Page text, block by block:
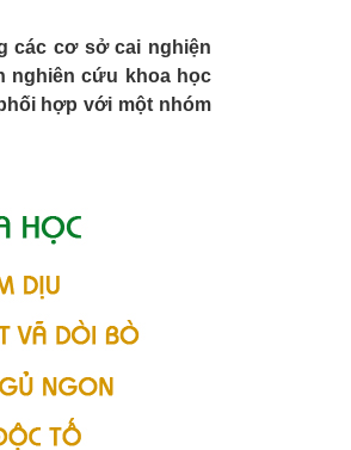
các cơ sở cai nghiện
nghiên cứu khoa học
hợp với một nhóm